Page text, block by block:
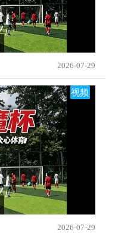
2026-07-29
视频
2026-07-29